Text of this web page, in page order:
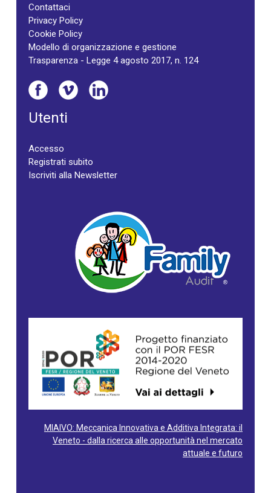
Contattaci
Privacy Policy
Cookie Policy
Modello di organizzazione e gestione
Trasparenza - Legge 4 agosto 2017, n. 124
Utenti
Accesso
Registrati subito
Iscriviti alla Newsletter
MIAIVO: Meccanica Innovativa e Additiva Integrata: il
Veneto - dalla ricerca alle opportunità nel mercato
attuale e futuro